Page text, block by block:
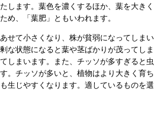
します。葉色を濃くするほか、葉を大きく
め、「葉肥」ともいわれます。
せて小さくなり、株が貧弱になってしまい
な状態になると葉や茎ばかりが茂ってしま
しまいます。また、チッソが多すぎると虫
。チッソが多いと、植物はより大きく育ち
生じやすくなります。適しているものを選